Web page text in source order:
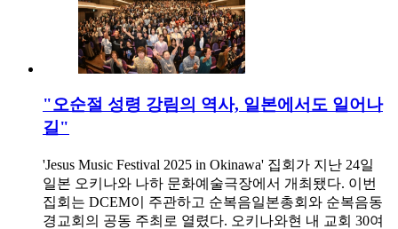
"오순절 성령 강림의 역사, 일본에서도 일어나
길"
'Jesus Music Festival 2025 in Okinawa' 집회가 지난 24일
일본 오키나와 나하 문화예술극장에서 개최됐다. 이번
집회는 DCEM이 주관하고 순복음일본총회와 순복음동
경교회의 공동 주최로 열렸다. 오키나와현 내 교회 30여